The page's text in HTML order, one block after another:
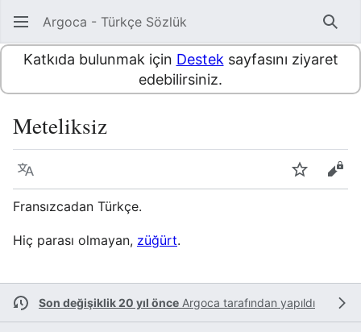
Argoca - Türkçe Sözlük Ara
Katkıda bulunmak için Destek sayfasını ziyaret
edebilirsiniz.
Meteliksiz
Dil İzle
Fransızcadan Türkçe.
Hiç parası olmayan, züğürt.
Son değişiklik 20 yıl önce Argoca tarafından yapıldı